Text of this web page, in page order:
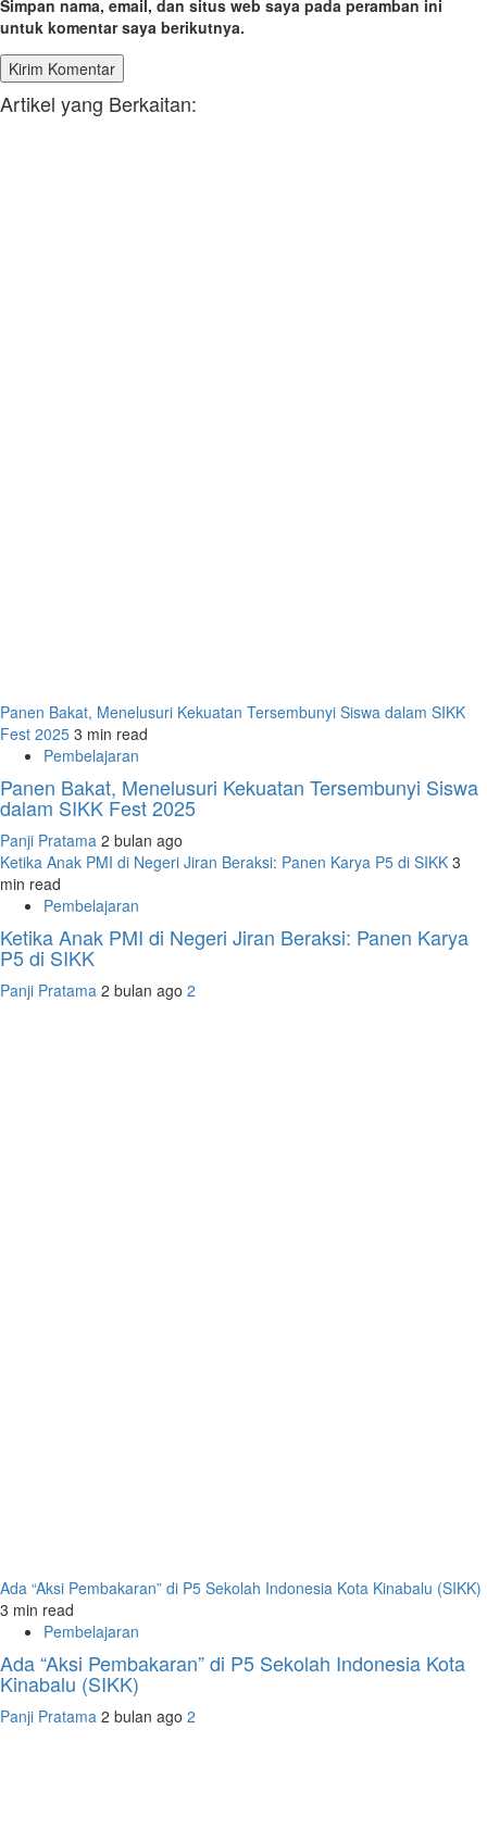
Simpan nama, email, dan situs web saya pada peramban ini
untuk komentar saya berikutnya.
Artikel yang Berkaitan:
Panen Bakat, Menelusuri Kekuatan Tersembunyi Siswa dalam SIKK
Fest 2025 3 min read
Pembelajaran
Panen Bakat, Menelusuri Kekuatan Tersembunyi Siswa
dalam SIKK Fest 2025
Panji Pratama 2 bulan ago
Ketika Anak PMI di Negeri Jiran Beraksi: Panen Karya P5 di SIKK 3
min read
Pembelajaran
Ketika Anak PMI di Negeri Jiran Beraksi: Panen Karya
P5 di SIKK
Panji Pratama 2 bulan ago 2
Ada “Aksi Pembakaran” di P5 Sekolah Indonesia Kota Kinabalu (SIKK)
3 min read
Pembelajaran
Ada “Aksi Pembakaran” di P5 Sekolah Indonesia Kota
Kinabalu (SIKK)
Panji Pratama 2 bulan ago 2